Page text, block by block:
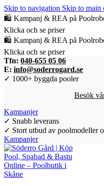
Skip to navigation Skip to main
🛍️ Kampanj & REA på
Klicka och se priser
🛍️ Kampanj & REA på
Klicka och se priser
Tfn: 040-655 05 06
E: info@soderrogard.se
✓ 1000+ byggda pooler
Besök
Kampanjer
✓ Snabb leverans
✓ Stort utbud av poolmodeller
Kampanjer